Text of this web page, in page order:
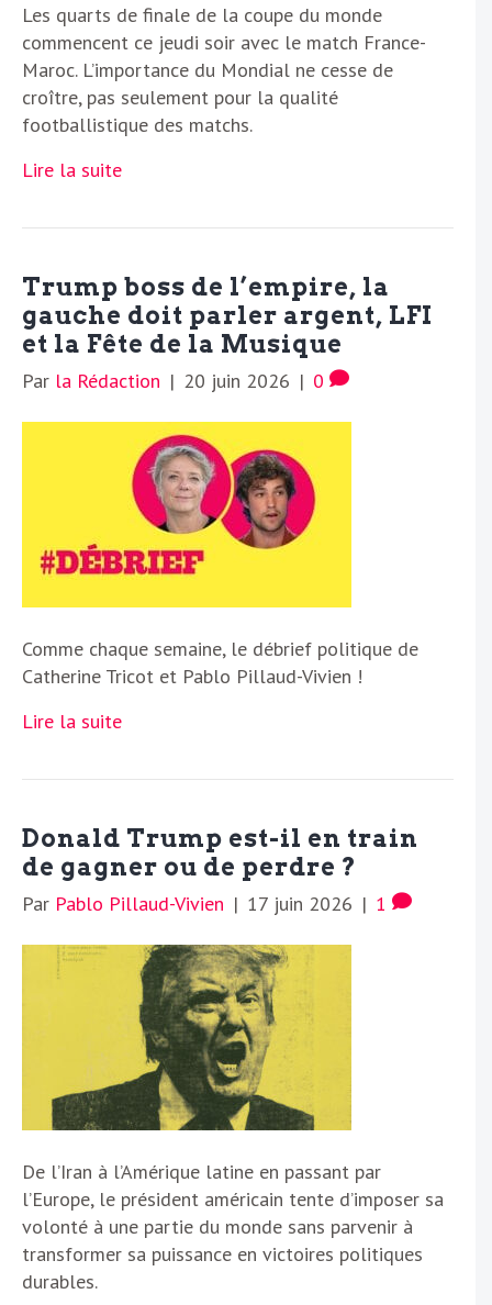
Les quarts de finale de la coupe du monde
commencent ce jeudi soir avec le match France-
Maroc. L’importance du Mondial ne cesse de
croître, pas seulement pour la qualité
footballistique des matchs.
Lire la suite
Trump boss de l’empire, la
gauche doit parler argent, LFI
et la Fête de la Musique
Par la Rédaction | 20 juin 2026 | 0
Comme chaque semaine, le débrief politique de
Catherine Tricot et Pablo Pillaud-Vivien !
Lire la suite
Donald Trump est-il en train
de gagner ou de perdre ?
Par Pablo Pillaud-Vivien | 17 juin 2026 | 1
De l’Iran à l’Amérique latine en passant par
l’Europe, le président américain tente d’imposer sa
volonté à une partie du monde sans parvenir à
transformer sa puissance en victoires politiques
durables.